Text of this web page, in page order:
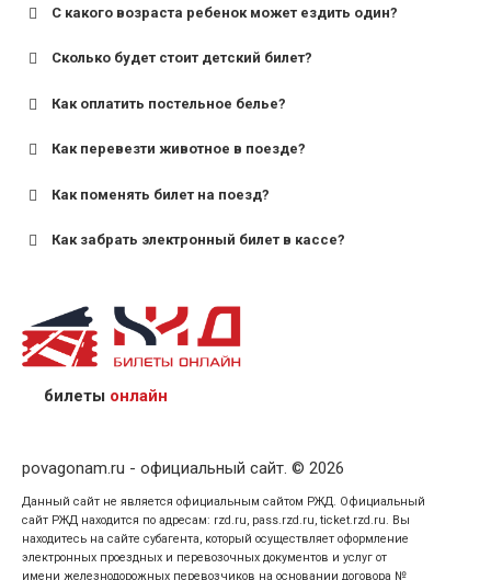
С какого возраста ребенок может ездить один?
для поездов дальнего следования — от 10 лет и
для пригородных поездов — от 7 лет.
Сколько будет стоит детский билет?
Как оплатить постельное белье?
Как перевезти животное в поезде?
Как поменять билет на поезд?
Как забрать электронный билет в кассе?
назвав кассиру 14-значный номер заказа;
предъявив удостоверение личности пассажира, на
кого оформлен билет.
билеты онлайн
povagonam.ru - официальный сайт. © 2026
Данный сайт не является официальным сайтом РЖД. Официальный
сайт РЖД находится по адресам: rzd.ru, pass.rzd.ru, ticket.rzd.ru. Вы
находитесь на сайте субагента, который осуществляет оформление
электронных проездных и перевозочных документов и услуг от
имени железнодорожных перевозчиков на основании договора №